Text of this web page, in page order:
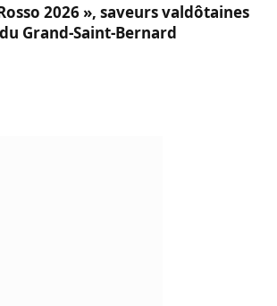
2026 », saveurs valdôtaines
Grand-Saint-Bernard